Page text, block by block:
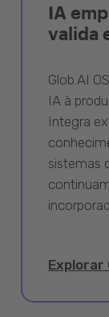
IA
valida
Glob.AI
IA à
Integra
sistemas
Explorar